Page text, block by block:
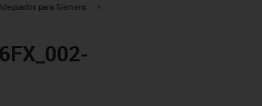
icon-arrow-rightpara Siemens